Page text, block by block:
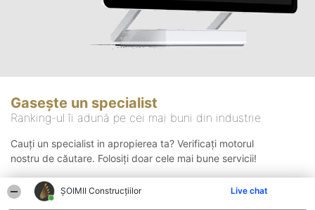
ȘOIMII Construcțiilor Live chat
Gasește un specialist
Ranking-ul îi adună pe cei mai buni din industrie
Cauți un specialist in apropierea ta? Verificați motorul
nostru de căutare. Folosiți doar cele mai bune servicii!